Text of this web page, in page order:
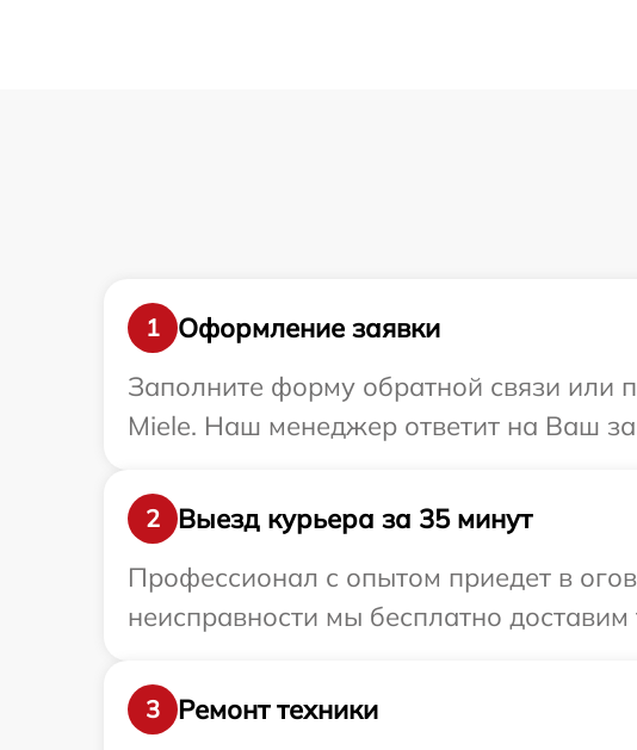
1
Оформление заявки
Заполните форму обратной связи или
Miele. Наш менеджер ответит на Ваш
2
Выезд курьера за 35 минут
Профессионал с опытом приедет в
неисправности мы бесплатно
3
Ремонт техники